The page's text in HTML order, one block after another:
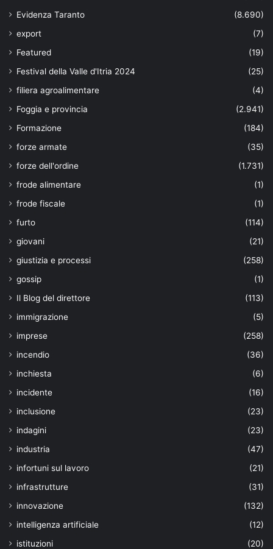
Evidenza Taranto
(8.690)
export
(7)
Featured
(19)
Festival della Valle d'Itria 2024
(25)
filiera agroalimentare
(4)
Foggia e provincia
(2.941)
Formazione
(184)
forze armate
(35)
forze dell'ordine
(1.731)
frode alimentare
(1)
frode fiscale
(1)
furto
(114)
giovani
(21)
giustizia e processi
(258)
gossip
(1)
Il Blog del direttore
(113)
immigrazione
(5)
imprese
(258)
incendio
(36)
inchiesta
(6)
incidente
(16)
inclusione
(23)
indagini
(23)
industria
(47)
infortuni sul lavoro
(21)
infrastrutture
(31)
innovazione
(132)
intelligenza artificiale
(12)
istituzioni
(20)